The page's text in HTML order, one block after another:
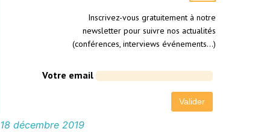
Inscrivez-vous gratuitement à notre
newsletter pour suivre nos actualités
(conférences, interviews événements…)
Votre email
18 décembre 2019